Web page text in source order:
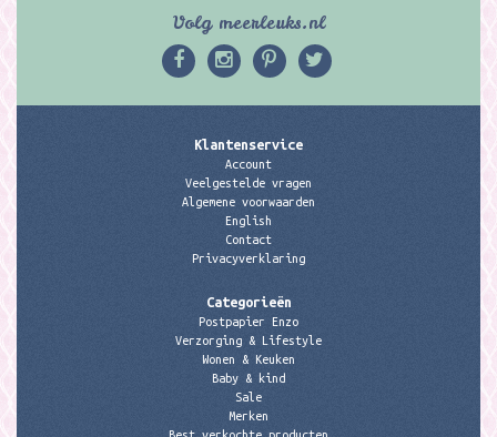
Volg meerleuks.nl
Klantenservice
Account
Veelgestelde vragen
Algemene voorwaarden
English
Contact
Privacyverklaring
Categorieën
Postpapier Enzo
Verzorging & Lifestyle
Wonen & Keuken
Baby & kind
Sale
Merken